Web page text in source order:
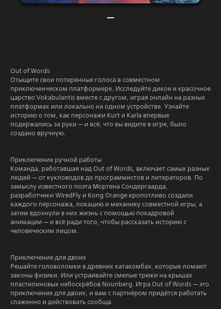
Out of Words
Отыщите свои потерянные голоса в совместном
приключенческом платформере. Исследуйте дикое и красочное
царство Vokabulantis вместе с другом, играя онлайн на разных
платформах или локально на одном устройстве. Узнайте
историю о том, как персонажи Kurt и Karla впервые
подержались за руки — и всё, что вы видите в игре, было
создано вручную.
Приключение ручной работы
Команда, работавшая над Out of Words, включает самых разных
людей — от кукловодов до программистов и литераторов. По
замыслу известного поэта Мортена Сондергаарда,
разработчики WiredFly и Kong Orange кропотливо создали
каждого персонажа, локацию и механику совместной игры, а
затем вдохнули в них жизнь с помощью покадровой
анимации — и всё ради того, чтобы рассказать историю с
человеческим лицом.
Приключение для двоих
Решайте головоломки в древних катакомбах, которые ломают
законы физики. Или устраивайте смелые трюки на крышах
пластилиновых небоскрёбов Nounberg. Игра Out of Words — это
приключение для двоих, и вам с партнёром придётся работать
слаженно и действовать сообща.